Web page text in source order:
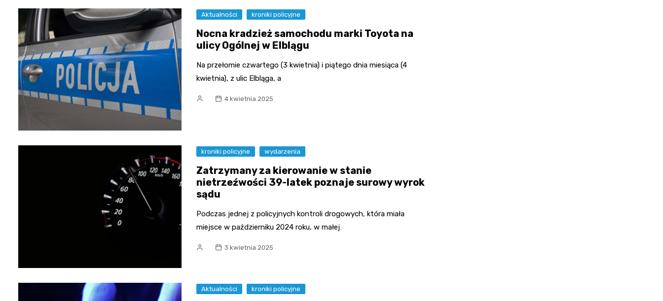
Aktualności kroniki policyjne
Nocna kradzież samochodu marki Toyota na
ulicy Ogólnej w Elblągu
Na przełomie czwartego (3 kwietnia) i piątego dnia miesiąca (4
kwietnia), z ulic Elbląga, a
4 kwietnia 2025
kroniki policyjne wydarzenia
Zatrzymany za kierowanie w stanie
nietrzeźwości 39-latek poznaje surowy wyrok
sądu
Podczas jednej z policyjnych kontroli drogowych, która miała
miejsce w październiku 2024 roku, w małej
3 kwietnia 2025
Aktualności kroniki policyjne